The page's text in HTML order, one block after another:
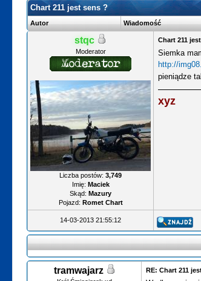
Chart 211 jest sens ?
Autor Wiadomość
stqc
Moderator
Liczba postów:3,749
Imię: Maciek
Skąd: Mazury
Pojazd: Romet Chart
Chart 211
Siemka
http://
pieniądze
xyz
14-03-2013 21:55:12
tramwajarz RE: Chart 211